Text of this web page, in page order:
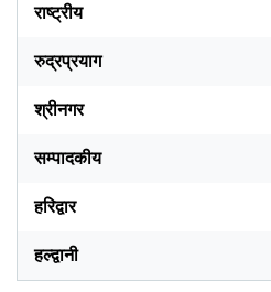
राष्ट्रीय
रुद्रप्रयाग
श्रीनगर
सम्पादकीय
हरिद्वार
हल्द्वानी